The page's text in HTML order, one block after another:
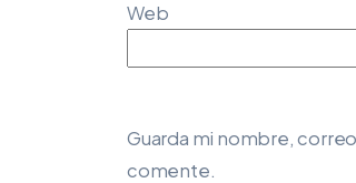
Web
Guarda mi nombre,
comente.